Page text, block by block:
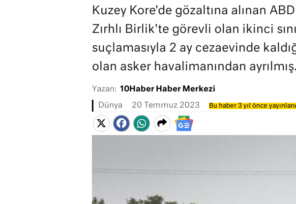
Kuzey Kore'de gözaltına alınan
Zırhlı Birlik'te görevli olan ikinci
suçlamasıyla 2 ay cezaevinde
olan asker havalimanından ayrılmış.
Yazan: 10Haber Haber Merkezi
Dünya 20 Temmuz 2023 Bu haber 3 yıl önce